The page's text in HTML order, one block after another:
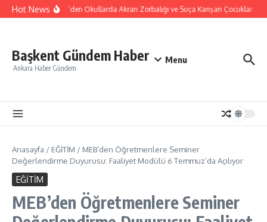
İçeriğe atla
Hot News
Türk Eğitim-Sen’den Okullarda Akran Zorbalığı ve Suça Karışan Çocuklar İçin
Başkent Gündem Haber
Ankara Haber Gündem
Menu
Anasayfa / EĞİTİM / MEB’den Öğretmenlere Seminer
Değerlendirme Duyurusu: Faaliyet Modülü 6 Temmuz’da Açılıyor
EĞİTİM
MEB’den Öğretmenlere Seminer